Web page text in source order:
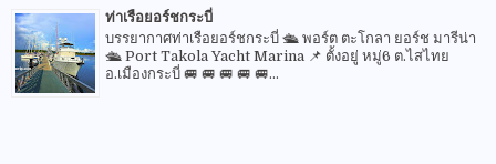
ท่าเรือยอร์ชกระบี่
บรรยากาศท่าเรือยอร์ชกระบี่ 🛳 พอร์ต ตะโกลา ยอร์ช มารีน่า
🛳 Port Takola Yacht Marina 📌 ตั้งอยู่ หมู่6 ต.ไสไทย
อ.เมืองกระบี่ 🚐 🚐 🚐 🚐 🚐...